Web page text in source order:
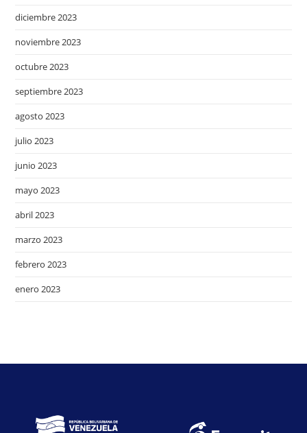
diciembre 2023
noviembre 2023
octubre 2023
septiembre 2023
agosto 2023
julio 2023
junio 2023
mayo 2023
abril 2023
marzo 2023
febrero 2023
enero 2023